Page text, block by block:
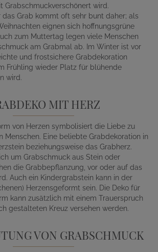
Grabschmuckverschönert wird.
Grab kommt oft sehr bunt daher; als
eignen sich hoffnungsgrüne
zum Muttertag legen viele Menschen
am Grabmal ab. Im Winter ist vor
und frostsichere Grabdekoration
Frühling wieder Platz für blühende
wird.
MIT HERZ
von Herzen symbolisiert die Liebe zu
Menschen. Eine beliebte Grabdekoration in
beziehungsweise das Grabherz.
um Grabschmuck aus Stein oder
die Grabbepflanzung, vor oder auf das
Auch ein Kindergrabstein kann in der
Herzensgeformt sein. Die Deko für
kann zusätzlich mit einem Trauerspruch
gestalteten Kreuz versehen werden.
VON GRABSCHMUCK